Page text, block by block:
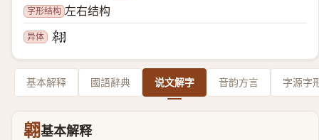
字形结构 左右结构
异体
基本解释 國語辭典 说文解字 音韵方言 字源字
翶基本解释